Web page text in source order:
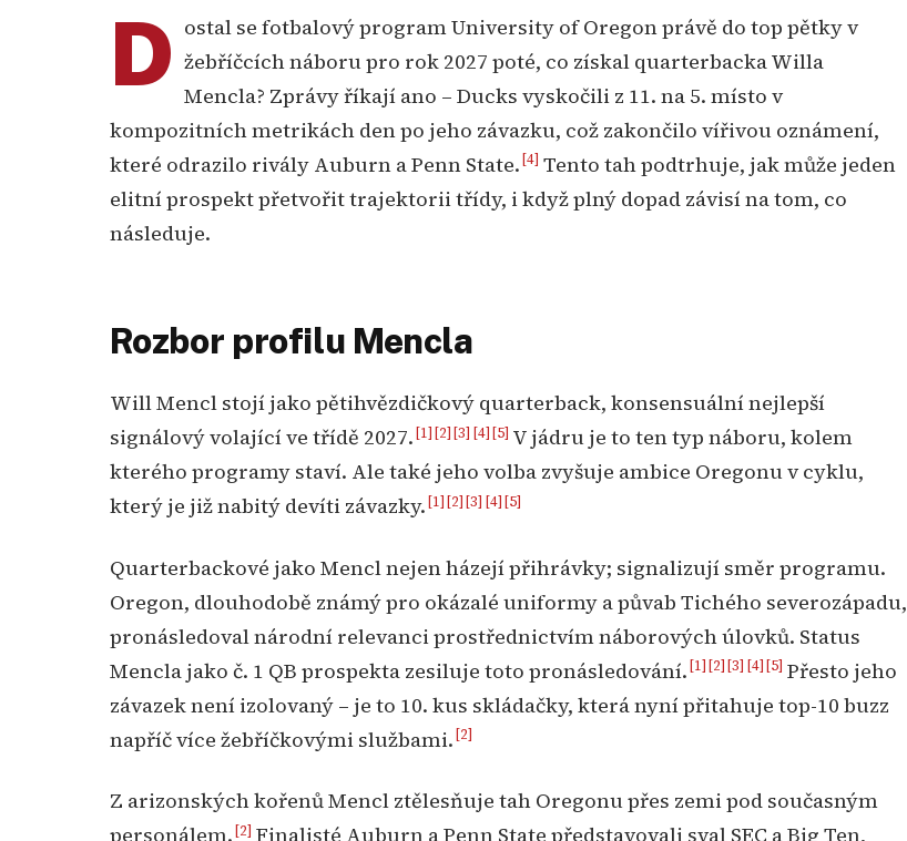
D ostal se fotbalový program University of Oregon právě do top pětky v
žebříčcích náboru pro rok 2027 poté, co získal quarterbacka Willa
Mencla? Zprávy říkají ano – Ducks vyskočili z 11. na 5. místo v
kompozitních metrikách den po jeho závazku, což zakončilo vířivou oznámení,
které odrazilo rivály Auburn a Penn State.[4] Tento tah podtrhuje, jak může jeden
elitní prospekt přetvořit trajektorii třídy, i když plný dopad závisí na tom, co
následuje.
Rozbor profilu Mencla
Will Mencl stojí jako pětihvězdičkový quarterback, konsensuální nejlepší
signálový volající ve třídě 2027.[1][2][3] [4][5] V jádru je to ten typ náboru, kolem
kterého programy staví. Ale také jeho volba zvyšuje ambice Oregonu v cyklu,
který je již nabitý devíti závazky.[1][2][3] [4][5]
Quarterbackové jako Mencl nejen házejí přihrávky; signalizují směr programu.
Oregon, dlouhodobě známý pro okázalé uniformy a půvab Tichého severozápadu,
pronásledoval národní relevanci prostřednictvím náborových úlovků. Status
Mencla jako č. 1 QB prospekta zesiluje toto pronásledování.[1][2][3] [4][5] Přesto jeho
závazek není izolovaný – je to 10. kus skládačky, která nyní přitahuje top-10 buzz
napříč více žebříčkovými službami.[2]
Z arizonských kořenů Mencl ztělesňuje tah Oregonu přes zemi pod současným
personálem.[2] Finalisté Auburn a Penn State představovali sval SEC a Big Ten,